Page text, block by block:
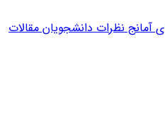
آمانجنظرات دانشجویانمقالات